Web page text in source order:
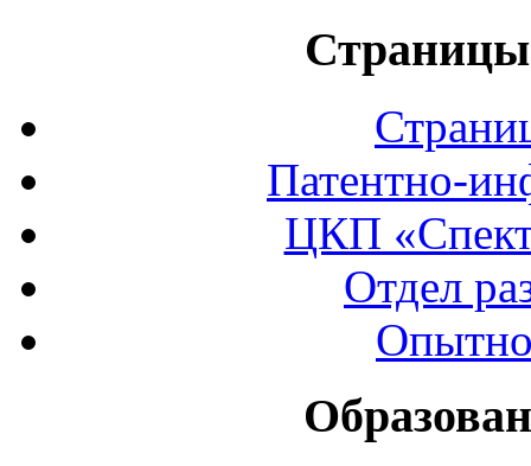
Страницы
Патентно-
ЦКП
Отдел